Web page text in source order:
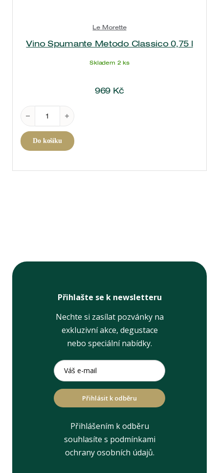
Le Morette
Vino Spumante Metodo Classico 0,75 l
Skladem 2 ks
969 Kč
Vino Spumante Metodo Classico 0,75 l množství
Do košíku
Přihlašte se k newsletteru
Nechte si zasílat pozvánky na
exkluzivní akce, degustace
nebo speciální nabídky.
Přihlásit k odběru
Přihlášením k odběru
souhlasíte s podmínkami
ochrany osobních údajů.